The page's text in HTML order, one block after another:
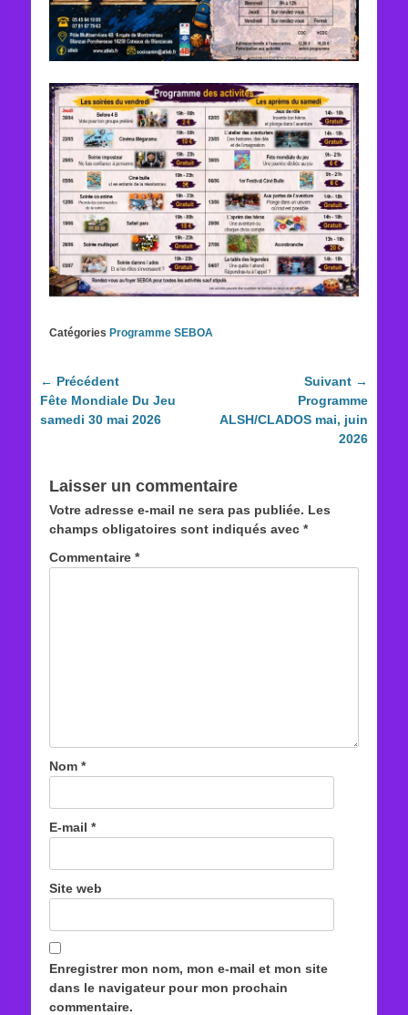
Catégories Programme SEBOA
Navigation
de
l’article
← Précédent
Article
précédent :
Fête Mondiale Du Jeu
samedi 30 mai 2026
Suivant →
suivant :
Programme
ALSH/CLADOS mai, juin
2026
Laisser un commentaire
Votre adresse e-mail ne sera pas publiée. Les
champs obligatoires sont indiqués avec *
Commentaire *
Nom *
E-mail *
Site web
Enregistrer mon nom, mon e-mail et mon site
dans le navigateur pour mon prochain
commentaire.